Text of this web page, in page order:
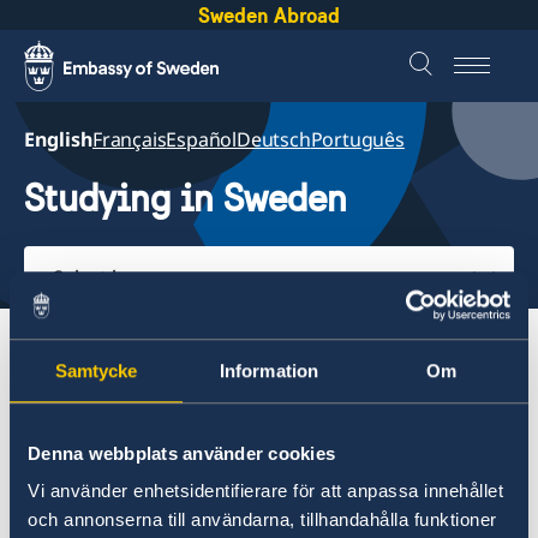
Samtycke Information Om
Denna webbplats använder cookies
Vi använder enhetsidentifierare för att anpassa innehållet
och annonserna till användarna, tillhandahålla funktioner
Sweden Abroad
EnglishFrançaisEspañolDeutschPortuguês
Studying in Sweden
Select
here
Studying in Sweden
About Sweden
Going to Sweden?
Back to Papua New Guinea Studying in Sweden